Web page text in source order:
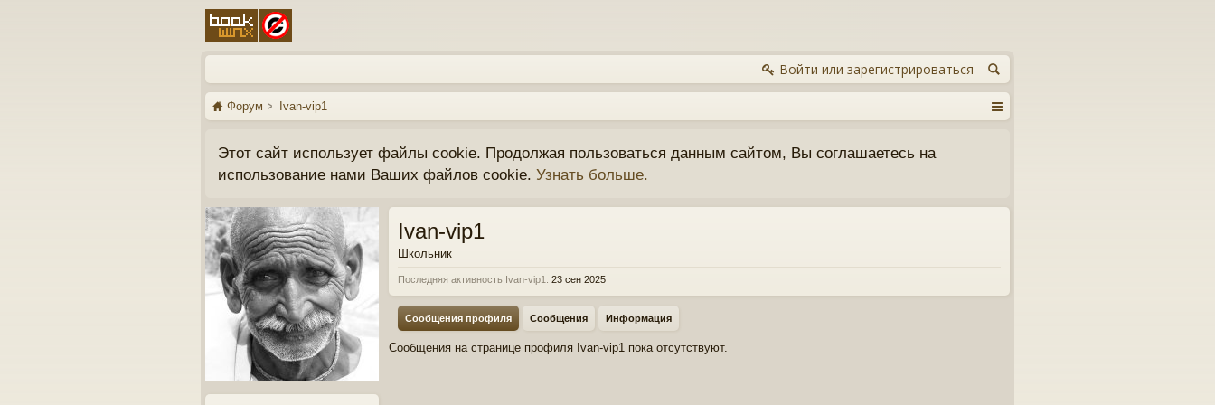
Войти или зарегистрироваться
Форум Ivan-vip1
Этот сайт использует файлы cookie. Продолжая пользоваться данным сайтом, Вы соглашаетесь на
использование нами Ваших файлов cookie. Узнать больше.
Ivan-vip1
Школьник
Последняя активность Ivan-vip1: 23 сен 2025
Сообщения профиля Сообщения Информация
Сообщения на странице профиля Ivan-vip1 пока отсутствуют.